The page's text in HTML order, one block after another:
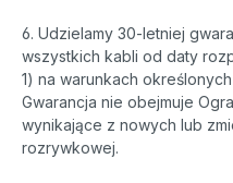
6. Udzielamy 30-letniej
wszystkich kabli od daty
1) na warunkach
Gwarancja nie obejmuje
wynikające z nowych lub
rozrywkowej.